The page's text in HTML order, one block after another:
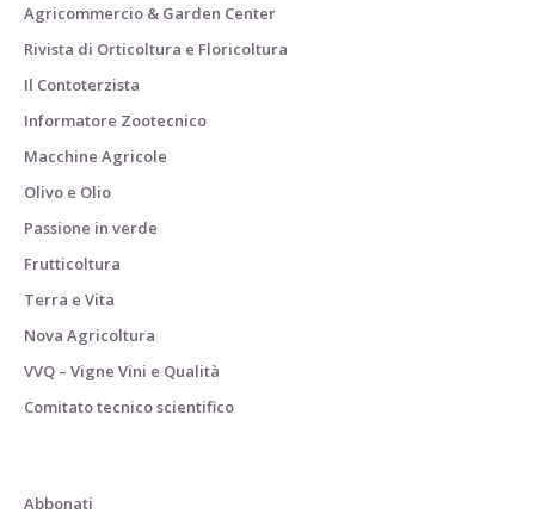
Agricommercio & Garden Center
Rivista di Orticoltura e Floricoltura
Il Contoterzista
Informatore Zootecnico
Macchine Agricole
Olivo e Olio
Passione in verde
Frutticoltura
Terra e Vita
Nova Agricoltura
VVQ – Vigne Vini e Qualità
Comitato tecnico scientifico
Abbonati